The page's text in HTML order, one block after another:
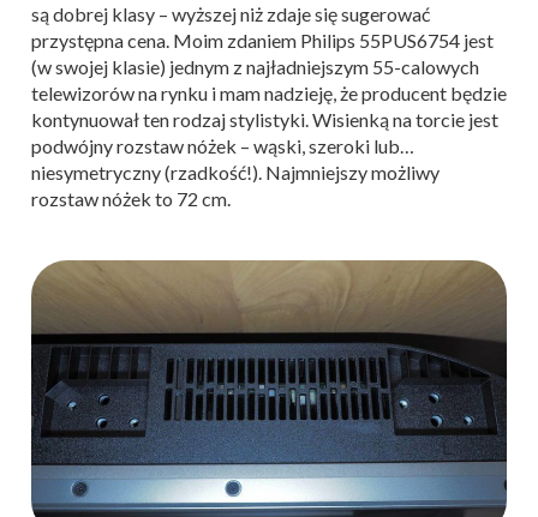
są dobrej klasy – wyższej niż zdaje się sugerować
przystępna cena. Moim zdaniem Philips 55PUS6754 jest
(w swojej klasie) jednym z najładniejszym 55-calowych
telewizorów na rynku i mam nadzieję, że producent będzie
kontynuował ten rodzaj stylistyki. Wisienką na torcie jest
podwójny rozstaw nóżek – wąski, szeroki lub…
niesymetryczny (rzadkość!). Najmniejszy możliwy
rozstaw nóżek to 72 cm.